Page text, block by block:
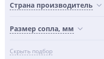
Страна производитель
Размер сопла, мм
Скрыть подбор